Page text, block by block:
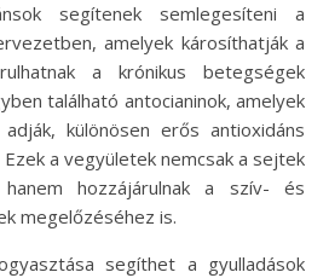
segítenek semlegesíteni a
amelyek károsíthatják a
a krónikus betegségek
található antocianinok, amelyek
különösen erős antioxidáns
a vegyületek nemcsak a sejtek
hozzájárulnak a szív- és
megelőzéséhez is.
segíthet a gyulladások